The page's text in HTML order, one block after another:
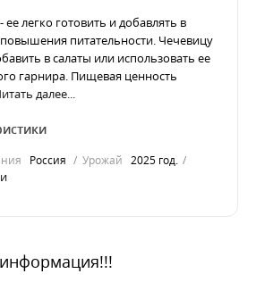
ее легко готовить и добавлять в
питательности. Чечевицу
в салаты или использовать ее
гарнира. Пищевая ценность
далее...
Россия Урожай 2025 год.